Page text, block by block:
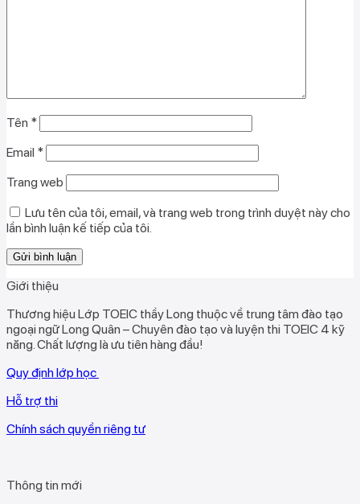
Tên *
Email *
Trang web
Lưu tên của tôi, email, và trang web trong trình duyệt này cho
lần bình luận kế tiếp của tôi.
Giới thiệu
Thương hiệu Lớp TOEIC thầy Long thuộc về trung tâm đào tạo
ngoại ngữ Long Quân – Chuyên đào tạo và luyện thi TOEIC 4 kỹ
năng. Chất lượng là ưu tiên hàng đầu!
Quy định lớp học
Hỗ trợ thi
Chính sách quyền riêng tư
Thông tin mới